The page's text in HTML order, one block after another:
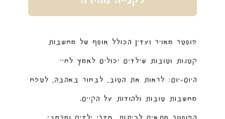
פוסטר מאויר ועדין הכולל אוסף של מחשבות
קטנות וטובות שילדים יכולים לאמץ לחיי
היום-יום: לראות את הטוב, לבחור באהבה, לטפח
מחשבות טובות ולהודות על הקיים.